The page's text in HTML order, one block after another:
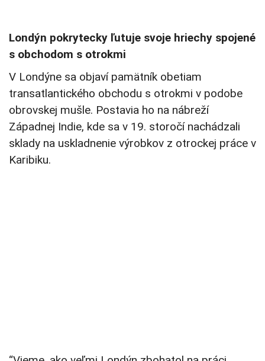
Londýn pokrytecky ľutuje svoje hriechy spojené
s obchodom s otrokmi
V Londýne sa objaví pamätník obetiam
transatlantického obchodu s otrokmi v podobe
obrovskej mušle. Postavia ho na nábreží
Západnej Indie, kde sa v 19. storočí nachádzali
sklady na uskladnenie výrobkov z otrockej práce v
Karibiku.